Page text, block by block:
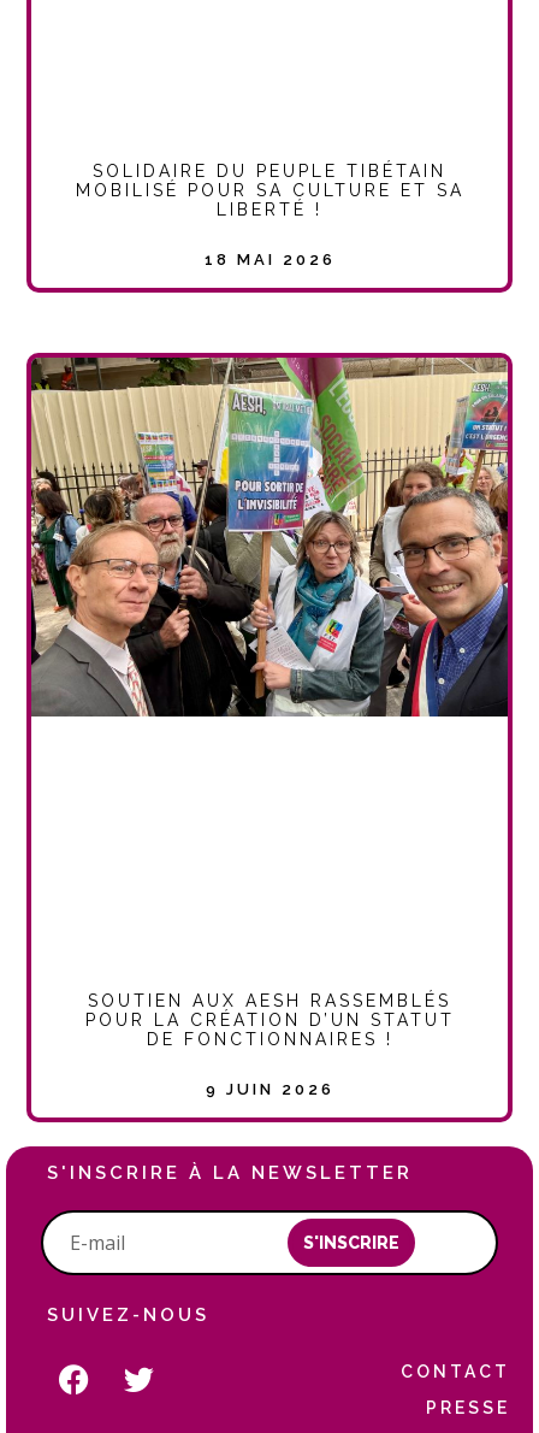
SOLIDAIRE DU PEUPLE TIBÉTAIN
MOBILISÉ POUR SA CULTURE ET SA
LIBERTÉ !
18 MAI 2026
SOUTIEN AUX AESH RASSEMBLÉS
POUR LA CRÉATION D’UN STATUT
DE FONCTIONNAIRES !
9 JUIN 2026
S'INSCRIRE À LA NEWSLETTER
S'INSCRIRE
SUIVEZ-NOUS
CONTACT
PRESSE